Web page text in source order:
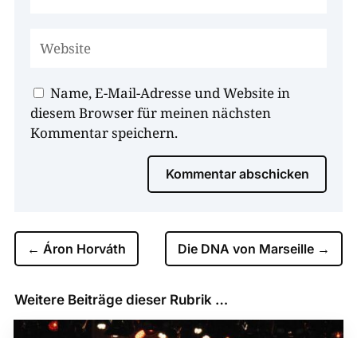
Name, E-Mail-Adresse und Website in
diesem Browser für meinen nächsten
Kommentar speichern.
Kommentar abschicken
← Áron Horváth Die DNA von Marseille →
Weitere Beiträge dieser Rubrik …